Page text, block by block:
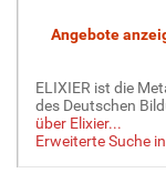
ELIXIER ist die
des Deutschen
über Elixier...
Erweiterte Suche